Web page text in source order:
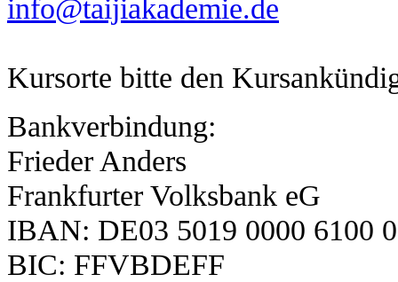
info@taijiakademie.de
Kursorte bitte den
Bankverbindung:
Frieder Anders
Frankfurter Volksbank eG
IBAN: DE03 5019 0000 6100
BIC: FFVBDEFF